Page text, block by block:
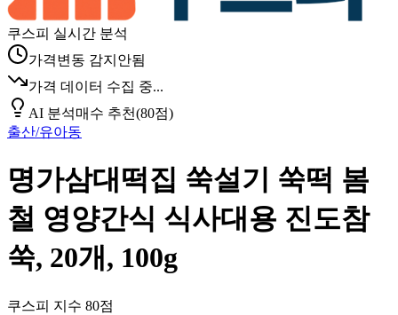
쿠스피 실시간 분석
가격변동 감지안됨
가격 데이터 수집 중...
AI 분석매수 추천(80점)
출산/유아동
명가삼대떡집 쑥설기 쑥떡 봄
철 영양간식 식사대용 진도참
쑥, 20개, 100g
쿠스피 지수 80점